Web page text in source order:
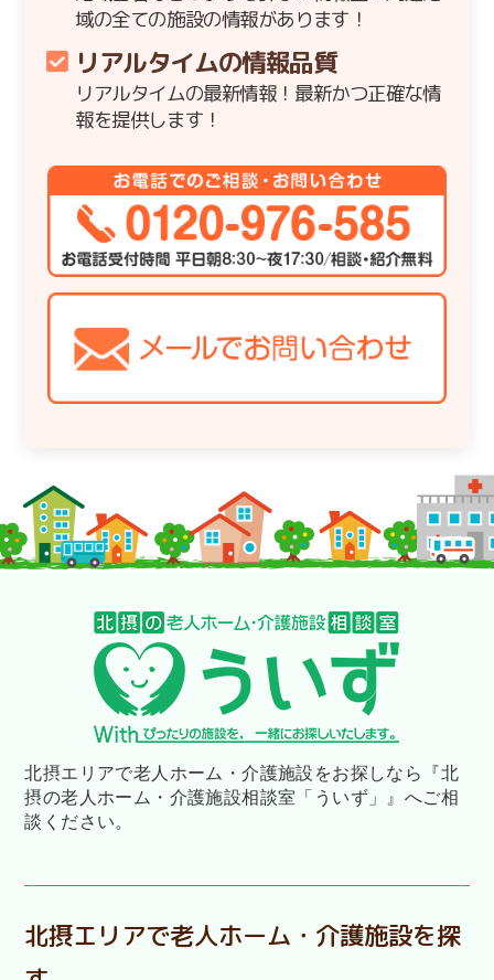
域の全ての施設の情報があります！
リアルタイムの情報品質
リアルタイムの最新情報！最新かつ正確な情
報を提供します！
北摂エリアで老人ホーム・介護施設をお探しなら
『北
摂の老人ホーム・介護施設相談室「ういず」』へご相
談ください。
北摂エリアで老人ホーム・介護施設を探